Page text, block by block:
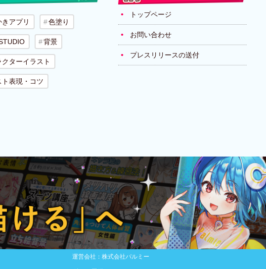
アプリ 色塗り
背景
ターイラスト
ト表現・コツ
トップページ
お問い合わせ
プレスリリースの送付
運営会社：株式会社パルミー